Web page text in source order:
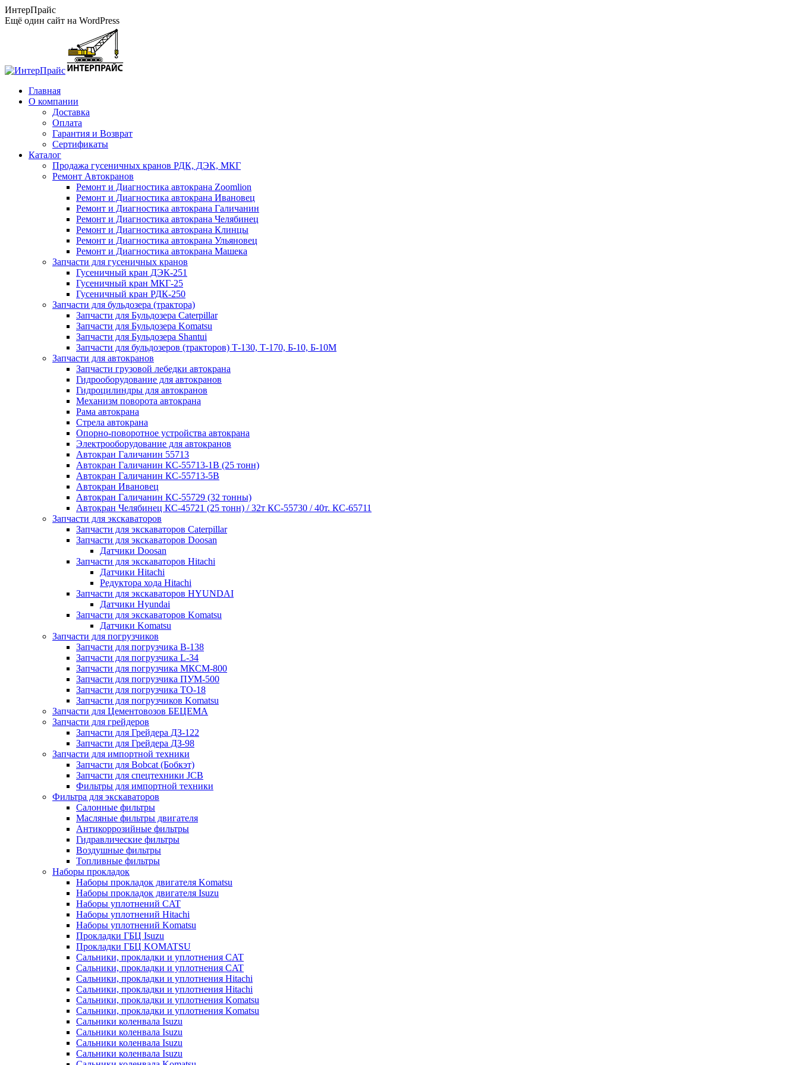
Перейти
к
ИнтерПрайс
Ещё один сайт на WordPress
Главная
О компании
Доставка
Оплата
Гарантия и Возврат
Сертификаты
Каталог
Продажа гусеничных кранов РДК, ДЭК, МКГ
Ремонт Автокранов
Ремонт и Диагностика автокрана Zoomlion
Ремонт и Диагностика автокрана Ивановец
Ремонт и Диагностика автокрана Галичанин
Ремонт и Диагностика автокрана Челябинец
Ремонт и Диагностика автокрана Клинцы
Ремонт и Диагностика автокрана Ульяновец
Ремонт и Диагностика автокрана Машека
Запчасти для гусеничных кранов
Гусеничный кран ДЭК-251
Гусеничный кран МКГ-25
Гусеничный кран РДК-250
Запчасти для бульдозера (трактора)
Запчасти для Бульдозера Caterpillar
Запчасти для Бульдозера Komatsu
Запчасти для Бульдозера Shantui
Запчасти для бульдозеров (тракторов) Т-130, Т-170, Б-10, Б-10М
Запчасти для автокранов
Запчасти грузовой лебедки автокрана
Гидрооборудование для автокранов
Гидроцилиндры для автокранов
Механизм поворота автокрана
Рама автокрана
Стрела автокрана
Опорно-поворотное устройства автокрана
Электрооборудование для автокранов
Автокран Галичанин 55713
Автокран Галичанин КС-55713-1В (25 тонн)
Автокран Галичанин КС-55713-5В
Автокран Ивановец
Автокран Галичанин КС-55729 (32 тонны)
Автокран Челябинец КС-45721 (25 тонн) / 32т КС-55730 / 40т. КС-65711
Запчасти для экскаваторов
Запчасти для экскаваторов Caterpillar
Запчасти для экскаваторов Doosan
Датчики Doosan
Запчасти для экскаваторов Hitachi
Датчики Hitachi
Редуктора хода Hitachi
Запчасти для экскаваторов HYUNDAI
Датчики Hyundai
Запчасти для экскаваторов Komatsu
Датчики Komatsu
Запчасти для погрузчиков
Запчасти для погрузчика B-138
Запчасти для погрузчика L-34
Запчасти для погрузчика МКСМ-800
Запчасти для погрузчика ПУМ-500
Запчасти для погрузчика ТО-18
Запчасти для погрузчиков Komatsu
Запчасти для Цементовозов БЕЦЕМА
Запчасти для грейдеров
Запчасти для Грейдера ДЗ-122
Запчасти для Грейдера ДЗ-98
Запчасти для импортной техники
Запчасти для Bobcat (Бобкэт)
Запчасти для спецтехники JCB
Фильтры для импортной техники
Фильтра для экскаваторов
Салонные фильтры
Масляные фильтры двигателя
Антикоррозийные фильтры
Гидравлические фильтры
Воздушные фильтры
Топливные фильтры
Наборы прокладок
Наборы прокладок двигателя Komatsu
Наборы прокладок двигателя Isuzu
Наборы уплотнений CAT
Наборы уплотнений Hitachi
Наборы уплотнений Komatsu
Прокладки ГБЦ Isuzu
Прокладки ГБЦ KOMATSU
Сальники, прокладки и уплотнения CAT
Сальники, прокладки и уплотнения CAT
Сальники, прокладки и уплотнения Hitachi
Сальники, прокладки и уплотнения Hitachi
Сальники, прокладки и уплотнения Komatsu
Сальники, прокладки и уплотнения Komatsu
Сальники коленвала Isuzu
Сальники коленвала Isuzu
Сальники коленвала Isuzu
Сальники коленвала Isuzu